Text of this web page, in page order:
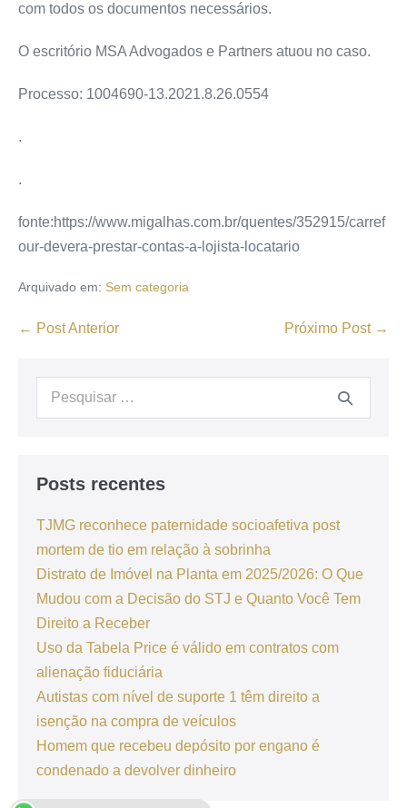
com todos os documentos necessários.
O escritório MSA Advogados e Partners atuou no caso.
Processo: 1004690-13.2021.8.26.0554
.
.
fonte:https://www.migalhas.com.br/quentes/352915/carref
our-devera-prestar-contas-a-lojista-locatario
Arquivado em: Sem categoria
← Post Anterior Próximo Post →
Posts recentes
TJMG reconhece paternidade socioafetiva post
mortem de tio em relação à sobrinha
Distrato de Imóvel na Planta em 2025/2026: O Que
Mudou com a Decisão do STJ e Quanto Você Tem
Direito a Receber
Uso da Tabela Price é válido em contratos com
alienação fiduciária
Autistas com nível de suporte 1 têm direito a
isenção na compra de veículos
Homem que recebeu depósito por engano é
condenado a devolver dinheiro